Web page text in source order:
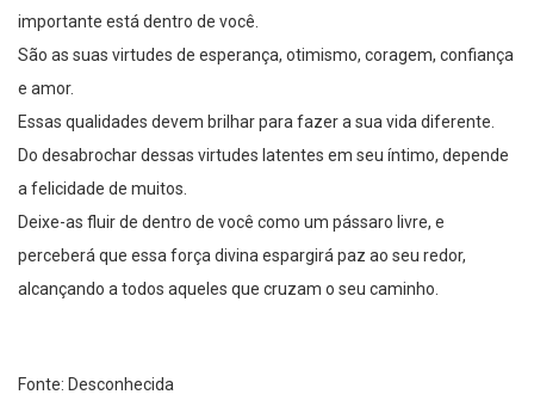
importante está dentro de você.
São as suas virtudes de esperança, otimismo, coragem, confiança
e amor.
Essas qualidades devem brilhar para fazer a sua vida diferente.
Do desabrochar dessas virtudes latentes em seu íntimo, depende
a felicidade de muitos.
Deixe-as fluir de dentro de você como um pássaro livre, e
perceberá que essa força divina espargirá paz ao seu redor,
alcançando a todos aqueles que cruzam o seu caminho.
Fonte: Desconhecida